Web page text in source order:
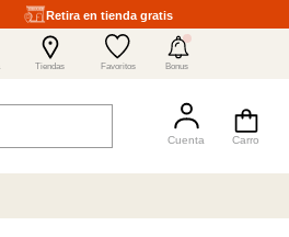
Retira en tienda gratis
Tiendas Favoritos
4
Bonus